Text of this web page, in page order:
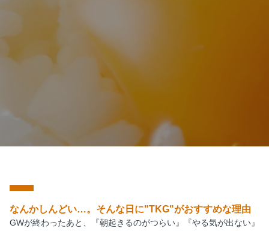
なんかしんどい…。そんな日に"TKG"がおすすめな理由
GWが終わったあと、『朝起きるのがつらい』『やる気が出ない』